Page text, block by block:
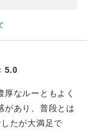
： 5.0
なルーともよく
があり、普段とは
たが大満足で